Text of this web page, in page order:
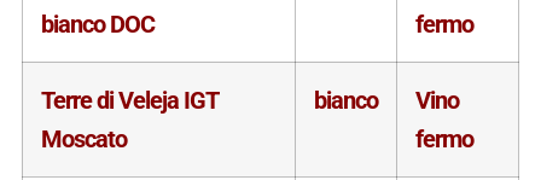
bianco DOC
fermo
Terre di Veleja IGT
Moscato
bianco
Vino
fermo